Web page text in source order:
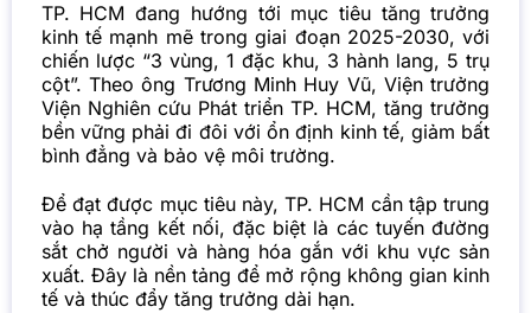
TP. HCM đang hướng tới mục tiêu tăng trưởng
kinh tế mạnh mẽ trong giai đoạn 2025-2030, với
chiến lược “3 vùng, 1 đặc khu, 3 hành lang, 5 trụ
cột”. Theo ông Trương Minh Huy Vũ, Viện trưởng
Viện Nghiên cứu Phát triển TP. HCM, tăng trưởng
bền vững phải đi đôi với ổn định kinh tế, giảm bất
bình đẳng và bảo vệ môi trường.
Để đạt được mục tiêu này, TP. HCM cần tập trung
vào hạ tầng kết nối, đặc biệt là các tuyến đường
sắt chở người và hàng hóa gắn với khu vực sản
xuất. Đây là nền tảng để mở rộng không gian kinh
tế và thúc đẩy tăng trưởng dài hạn.